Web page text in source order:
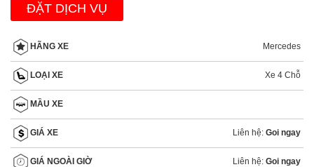
ĐẶT DỊCH VỤ
HÃNG XE Mercedes
LOẠI XE Xe 4 Chỗ
MẦU XE
GIÁ XE Liên hệ: Goi ngay
GIÁ NGOÀI GIỜ Liên hệ: Goi ngay